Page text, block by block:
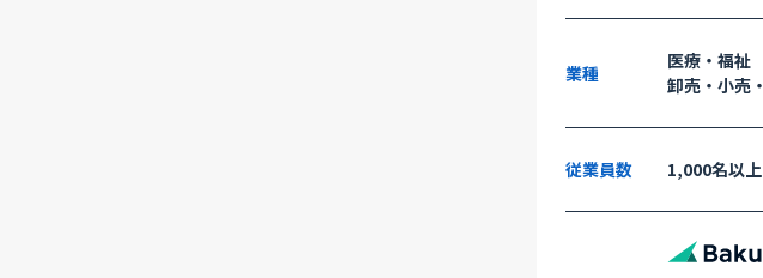
業種
医療・福祉
卸売・小売
従業員数 1,000名以上